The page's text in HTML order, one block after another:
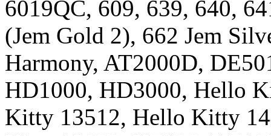
6019QC, 609, 639, 640,
(Jem Gold 2), 662 Jem
Harmony, AT2000D,
HD1000, HD3000, Hello
Kitty 13512, Hello Kitty